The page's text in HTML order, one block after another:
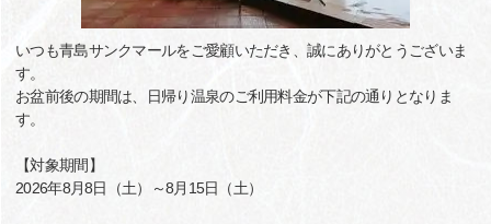
いつも青島サンクマールをご愛顧いただき、誠にありがとうございま
す。
お盆前後の期間は、日帰り温泉のご利用料金が下記の通りとなりま
す。
【対象期間】
2026年8月8日（土）～8月15日（土）